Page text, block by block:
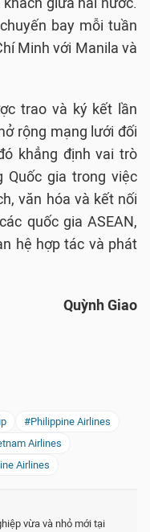
bay mỗi tuần
Minh với Manila và
trao và ký kết lần
rộng mạng lưới đối
khẳng định vai trò
Quốc gia trong việc
văn hóa và kết nối
quốc gia ASEAN,
hệ hợp tác và phát
Quỳnh Giao
#Philippine Airlines
Airlines
Airlines
vừa và nhỏ mới tại